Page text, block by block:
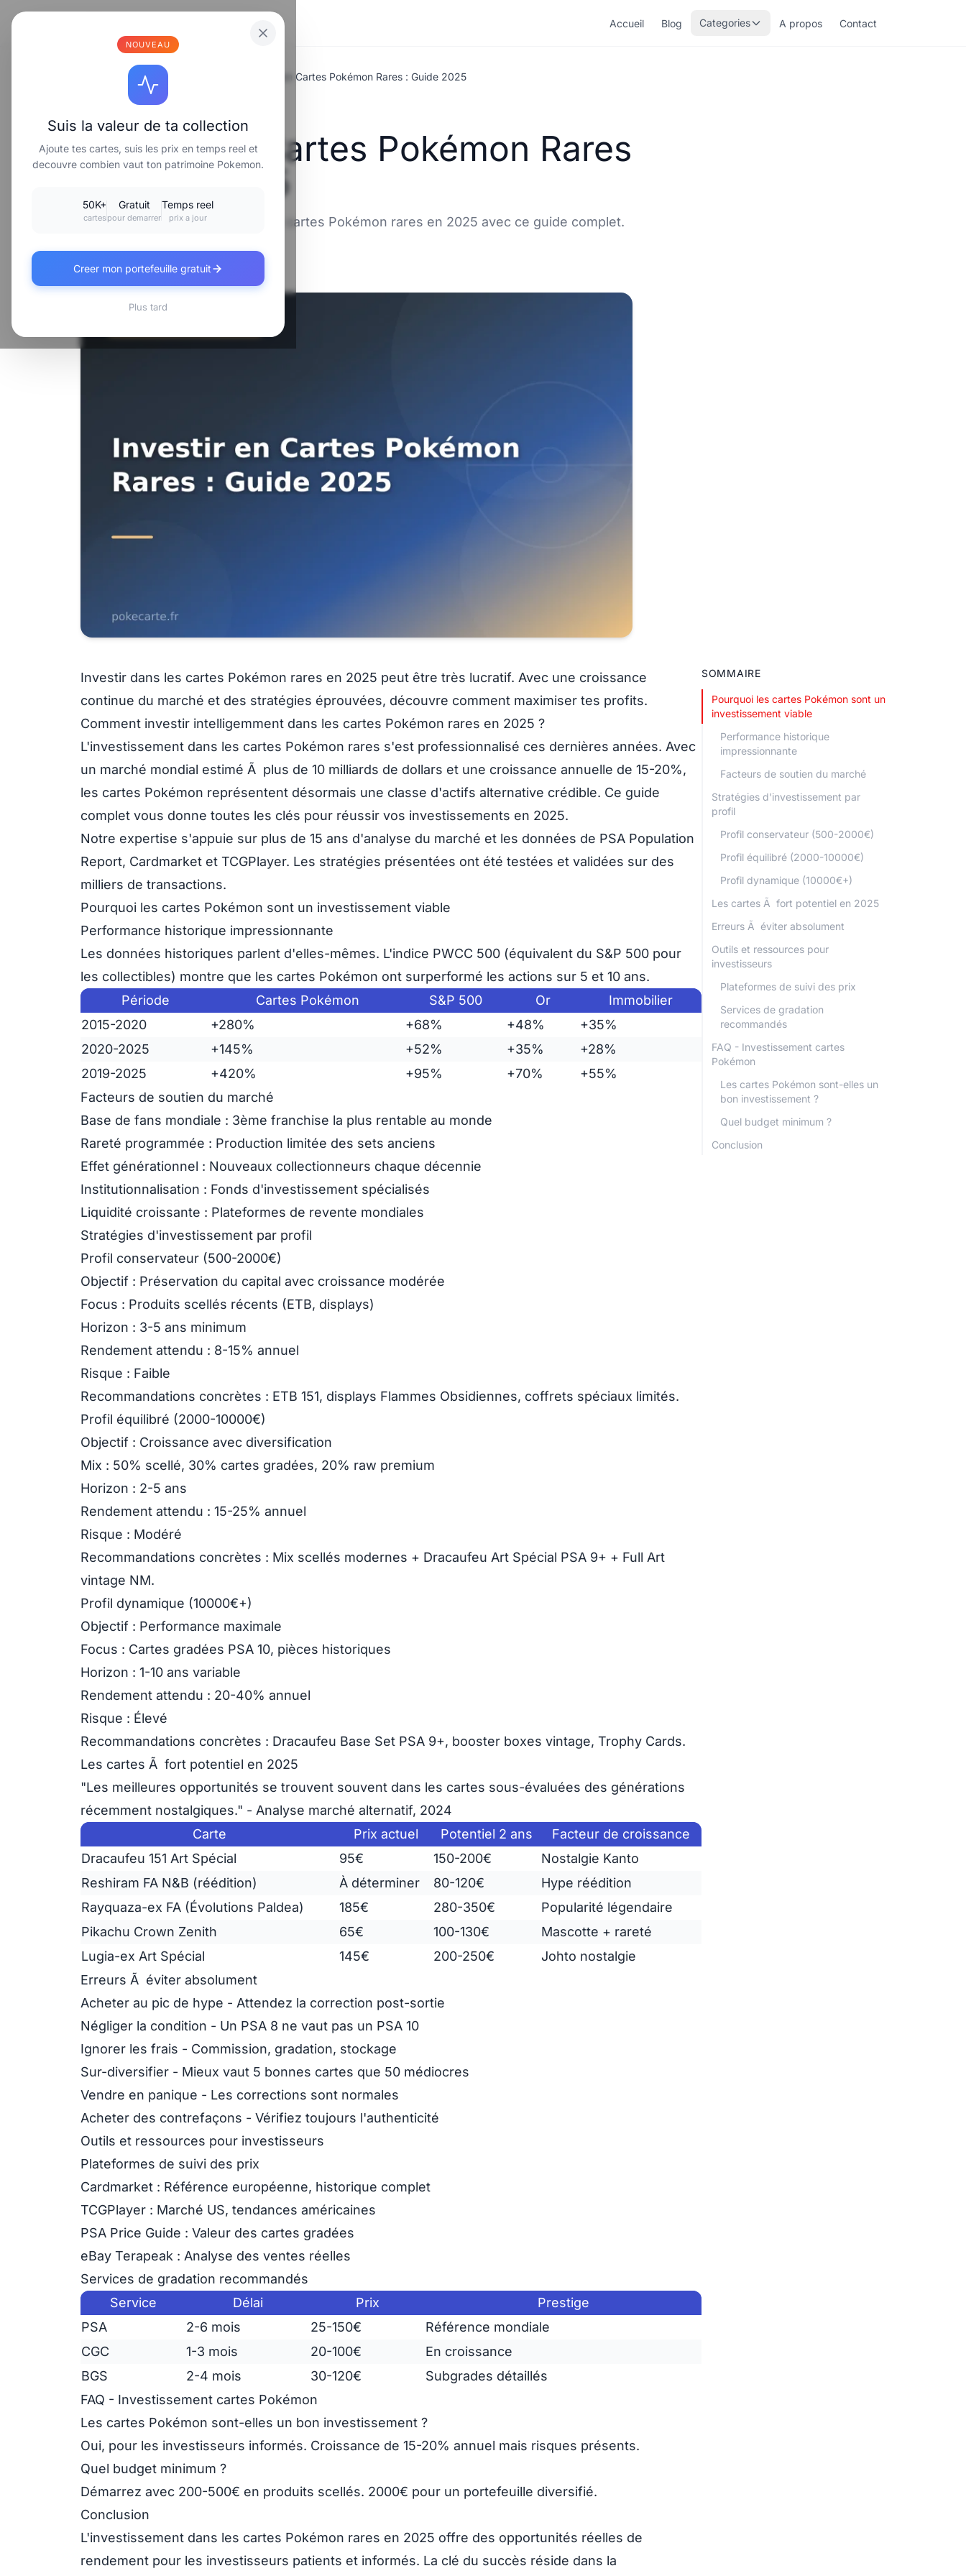
Accueil Blog Categories A propos Contact
Investissement & Revente Investir en Cartes Pokémon Rares : Guide 2025
Investir en Cartes Pokémon Rares
: Guide 2025
Optimise tes investissements en cartes Pokémon rares en 2025 avec ce guide complet.
Investir dans les cartes Pokémon rares en 2025 peut être très lucratif. Avec une croissance
continue du marché et des stratégies éprouvées, découvre comment maximiser tes profits.
Comment investir intelligemment dans les cartes Pokémon rares en 2025 ?
L'investissement dans les cartes Pokémon rares s'est professionnalisé ces dernières années. Avec
un marché mondial estimé Ã plus de 10 milliards de dollars et une croissance annuelle de 15-20%,
les cartes Pokémon représentent désormais une classe d'actifs alternative crédible. Ce guide
complet vous donne toutes les clés pour réussir vos investissements en 2025.
Notre expertise s'appuie sur plus de 15 ans d'analyse du marché et les données de PSA Population
Report, Cardmarket et TCGPlayer. Les stratégies présentées ont été testées et validées sur des
milliers de transactions.
Pourquoi les cartes Pokémon sont un investissement viable
Performance historique impressionnante
Les données historiques parlent d'elles-mêmes. L'indice PWCC 500 (équivalent du S&P 500 pour
les collectibles) montre que les cartes Pokémon ont surperformé les actions sur 5 et 10 ans.
Période
Cartes Pokémon S&P 500 Or
Immobilier
2015-2020
+280% +68% +48%
+35%
2020-2025
+145% +52% +35%
+28%
2019-2025
+420% +95% +70%
+55%
Facteurs de soutien du marché
Base de fans mondiale : 3ème franchise la plus rentable au monde
Rareté programmée : Production limitée des sets anciens
Effet générationnel : Nouveaux collectionneurs chaque décennie
Institutionnalisation : Fonds d'investissement spécialisés
Liquidité croissante : Plateformes de revente mondiales
Stratégies d'investissement par profil
Profil conservateur (500-2000€)
Objectif : Préservation du capital avec croissance modérée
Focus : Produits scellés récents (ETB, displays)
Horizon : 3-5 ans minimum
Rendement attendu : 8-15% annuel
Risque : Faible
Recommandations concrètes : ETB 151, displays Flammes Obsidiennes, coffrets spéciaux limités.
Profil équilibré (2000-10000€)
Objectif : Croissance avec diversification
Mix : 50% scellé, 30% cartes gradées, 20% raw premium
Horizon : 2-5 ans
Rendement attendu : 15-25% annuel
Risque : Modéré
Recommandations concrètes : Mix scellés modernes + Dracaufeu Art Spécial PSA 9+ + Full Art
vintage NM.
Profil dynamique (10000€+)
Objectif : Performance maximale
Focus : Cartes gradées PSA 10, pièces historiques
Horizon : 1-10 ans variable
Rendement attendu : 20-40% annuel
Risque : Élevé
Recommandations concrètes : Dracaufeu Base Set PSA 9+, booster boxes vintage, Trophy Cards.
Les cartes Ã fort potentiel en 2025
"Les meilleures opportunités se trouvent souvent dans les cartes sous-évaluées des générations
récemment nostalgiques." - Analyse marché alternatif, 2024
Carte
Prix actuel Potentiel 2 ans
Facteur de croissance
Dracaufeu 151 Art Spécial
95€ 150-200€
Nostalgie Kanto
Reshiram FA N&B (réédition)
À déterminer 80-120€
Hype réédition
Rayquaza-ex FA (Évolutions Paldea)
185€ 280-350€
Popularité légendaire
Pikachu Crown Zenith
65€ 100-130€
Mascotte + rareté
Lugia-ex Art Spécial
145€ 200-250€
Johto nostalgie
Erreurs Ã éviter absolument
Acheter au pic de hype - Attendez la correction post-sortie
Négliger la condition - Un PSA 8 ne vaut pas un PSA 10
Ignorer les frais - Commission, gradation, stockage
Sur-diversifier - Mieux vaut 5 bonnes cartes que 50 médiocres
Vendre en panique - Les corrections sont normales
Acheter des contrefaçons - Vérifiez toujours l'authenticité
Outils et ressources pour investisseurs
Plateformes de suivi des prix
Cardmarket : Référence européenne, historique complet
TCGPlayer : Marché US, tendances américaines
PSA Price Guide : Valeur des cartes gradées
eBay Terapeak : Analyse des ventes réelles
Services de gradation recommandés
Service
Délai Prix
Prestige
PSA
2-6 mois 25-150€
Référence mondiale
CGC
1-3 mois 20-100€
En croissance
BGS
2-4 mois 30-120€
Subgrades détaillés
FAQ - Investissement cartes Pokémon
Les cartes Pokémon sont-elles un bon investissement ?
Oui, pour les investisseurs informés. Croissance de 15-20% annuel mais risques présents.
Quel budget minimum ?
Démarrez avec 200-500€ en produits scellés. 2000€ pour un portefeuille diversifié.
Conclusion
L'investissement dans les cartes Pokémon rares en 2025 offre des opportunités réelles de
rendement pour les investisseurs patients et informés. La clé du succès réside dans la
SOMMAIRE
Pourquoi les cartes Pokémon sont un
investissement viable
Performance historique
impressionnante
Facteurs de soutien du marché
Stratégies d'investissement par
profil
Profil conservateur (500-2000€)
Profil équilibré (2000-10000€)
Profil dynamique (10000€+)
Les cartes Ã fort potentiel en 2025
Erreurs Ã éviter absolument
Outils et ressources pour
investisseurs
Plateformes de suivi des prix
Services de gradation
recommandés
FAQ - Investissement cartes
Pokémon
Les cartes Pokémon sont-elles un
bon investissement ?
Quel budget minimum ?
Conclusion
NOUVEAU
Suis la valeur de ta collection
Ajoute tes cartes, suis les prix en temps reel et
decouvre combien vaut ton patrimoine Pokemon.
50K+
cartes
Gratuit
pour demarrer
Temps reel
prix a jour
Creer mon portefeuille gratuit
Plus tard